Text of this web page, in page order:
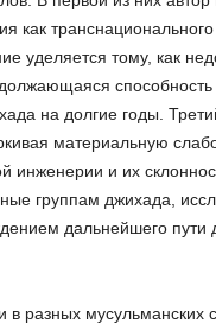
как
уделяется тому, как
способность
на долгие годы.
материальную
инженерии и их
группам джихада,
дальнейшего пути
в разных мусульманских